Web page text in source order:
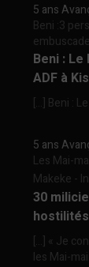
5 ans
Beni :3
Beni :
ADF à
[…] Beni :
5 ans
Les Mai-
Makeke -
30
[…] « Je
les Mai-